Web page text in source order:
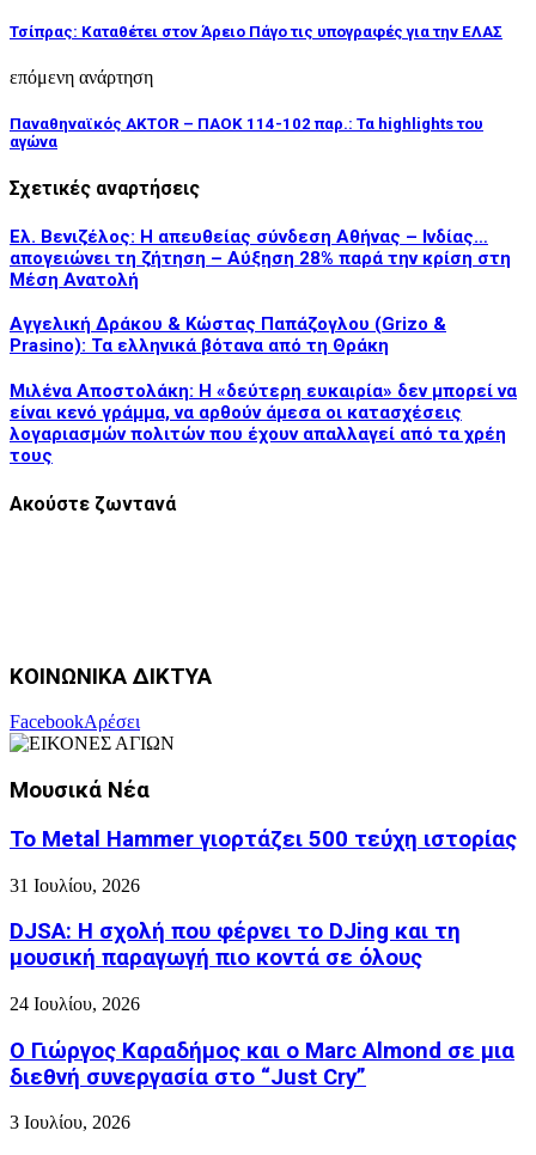
Τσίπρας: Καταθέτει στον Άρειο Πάγο τις υπογραφές για την ΕΛΑΣ
επόμενη ανάρτηση
Παναθηναϊκός AKTOR – ΠΑΟΚ 114-102 παρ.: Τα highlights του
αγώνα
Σχετικές αναρτήσεις
Ελ. Βενιζέλος: Η απευθείας σύνδεση Αθήνας – Ινδίας…
απογειώνει τη ζήτηση – Αύξηση 28% παρά την κρίση στη
Μέση Ανατολή
Αγγελική Δράκου & Κώστας Παπάζογλου (Grizo &
Prasino): Τα ελληνικά βότανα από τη Θράκη
Μιλένα Αποστολάκη: Η «δεύτερη ευκαιρία» δεν μπορεί να
είναι κενό γράμμα, να αρθούν άμεσα οι κατασχέσεις
λογαριασμών πολιτών που έχουν απαλλαγεί από τα χρέη
τους
Ακούστε ζωντανά
ΚΟΙΝΩΝΙΚΑ ΔΙΚΤΥΑ
FacebookΑρέσει
Μουσικά Νέα
Το Metal Hammer γιορτάζει 500 τεύχη ιστορίας
31 Ιουλίου, 2026
DJSA: Η σχολή που φέρνει το DJing και τη
μουσική παραγωγή πιο κοντά σε όλους
24 Ιουλίου, 2026
Ο Γιώργος Καραδήμος και ο Marc Almond σε μια
διεθνή συνεργασία στο “Just Cry”
3 Ιουλίου, 2026